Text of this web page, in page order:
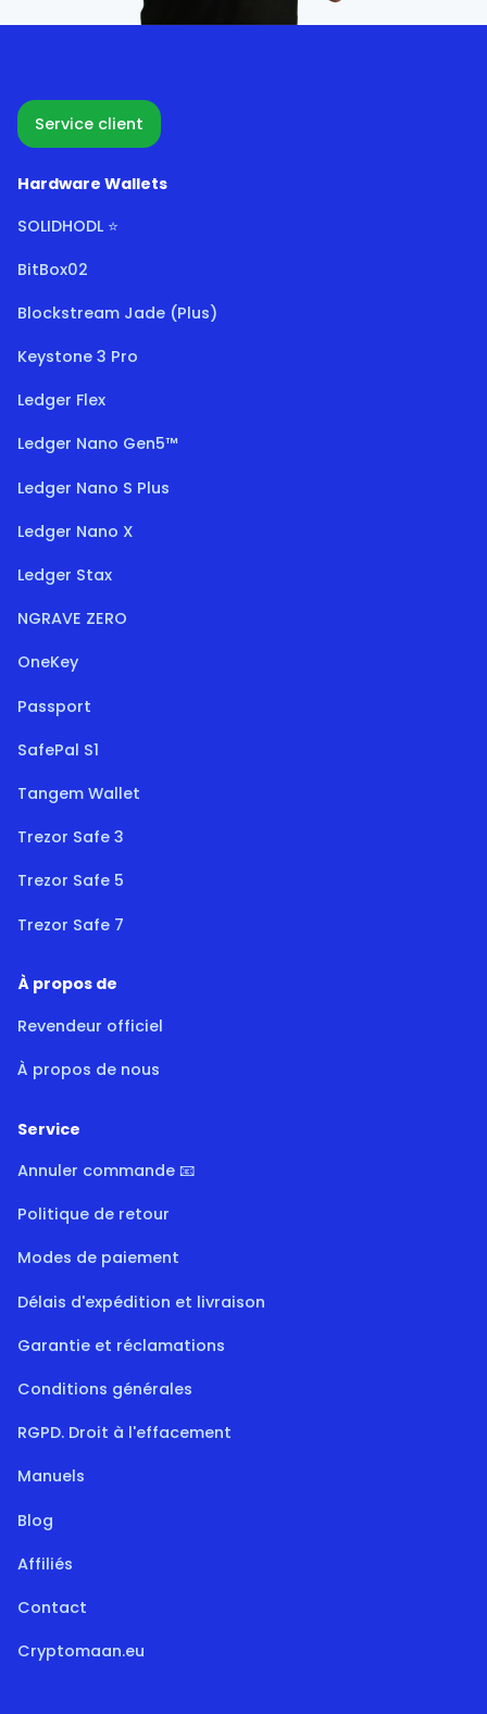
Service client
Hardware Wallets
SOLIDHODL ⭐
BitBox02
Blockstream Jade (Plus)
Keystone 3 Pro
Ledger Flex
Ledger Nano Gen5™
Ledger Nano S Plus
Ledger Nano X
Ledger Stax
NGRAVE ZERO
OneKey
Passport
SafePal S1
Tangem Wallet
Trezor Safe 3
Trezor Safe 5
Trezor Safe 7
À propos de
Revendeur officiel
À propos de nous
Service
Annuler commande 📧
Politique de retour
Modes de paiement
Délais d'expédition et livraison
Garantie et réclamations
Conditions générales
RGPD. Droit à l'effacement
Manuels
Blog
Affiliés
Contact
Cryptomaan.eu